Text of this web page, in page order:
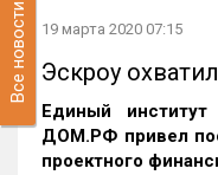
Все новости 19 марта 2020 07:15
Эскроу
Единый
ДОМ.РФ привел
проектного